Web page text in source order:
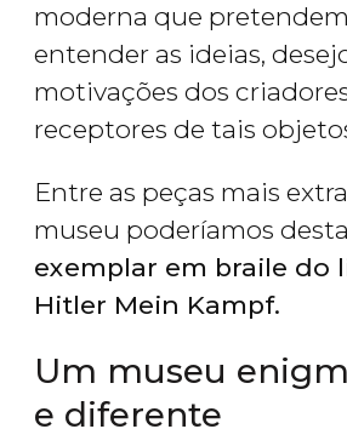
moderna que
entender as ideias,
motivações dos
receptores de tais
Entre as peças mais
museu poderíamos
exemplar em braile do
Hitler Mein Kampf.
Um museu
e diferente